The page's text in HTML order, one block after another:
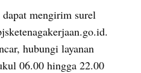
mengirim surel
hubungi layanan
06.00 hingga 22.00